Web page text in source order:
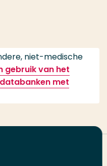
niet-medische
gebruik van het
met